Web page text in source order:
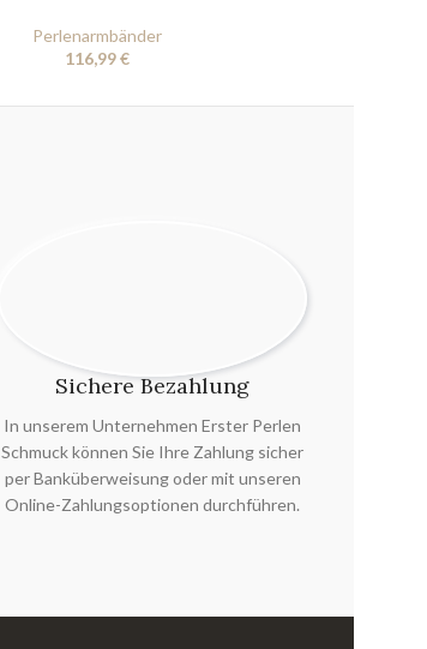
Perlenarmbänder
116,99€
Sichere Bezahlung
In unserem Unternehmen Erster Perlen
Schmuck können Sie Ihre Zahlung sicher
per Banküberweisung oder mit unseren
Online-Zahlungsoptionen durchführen.